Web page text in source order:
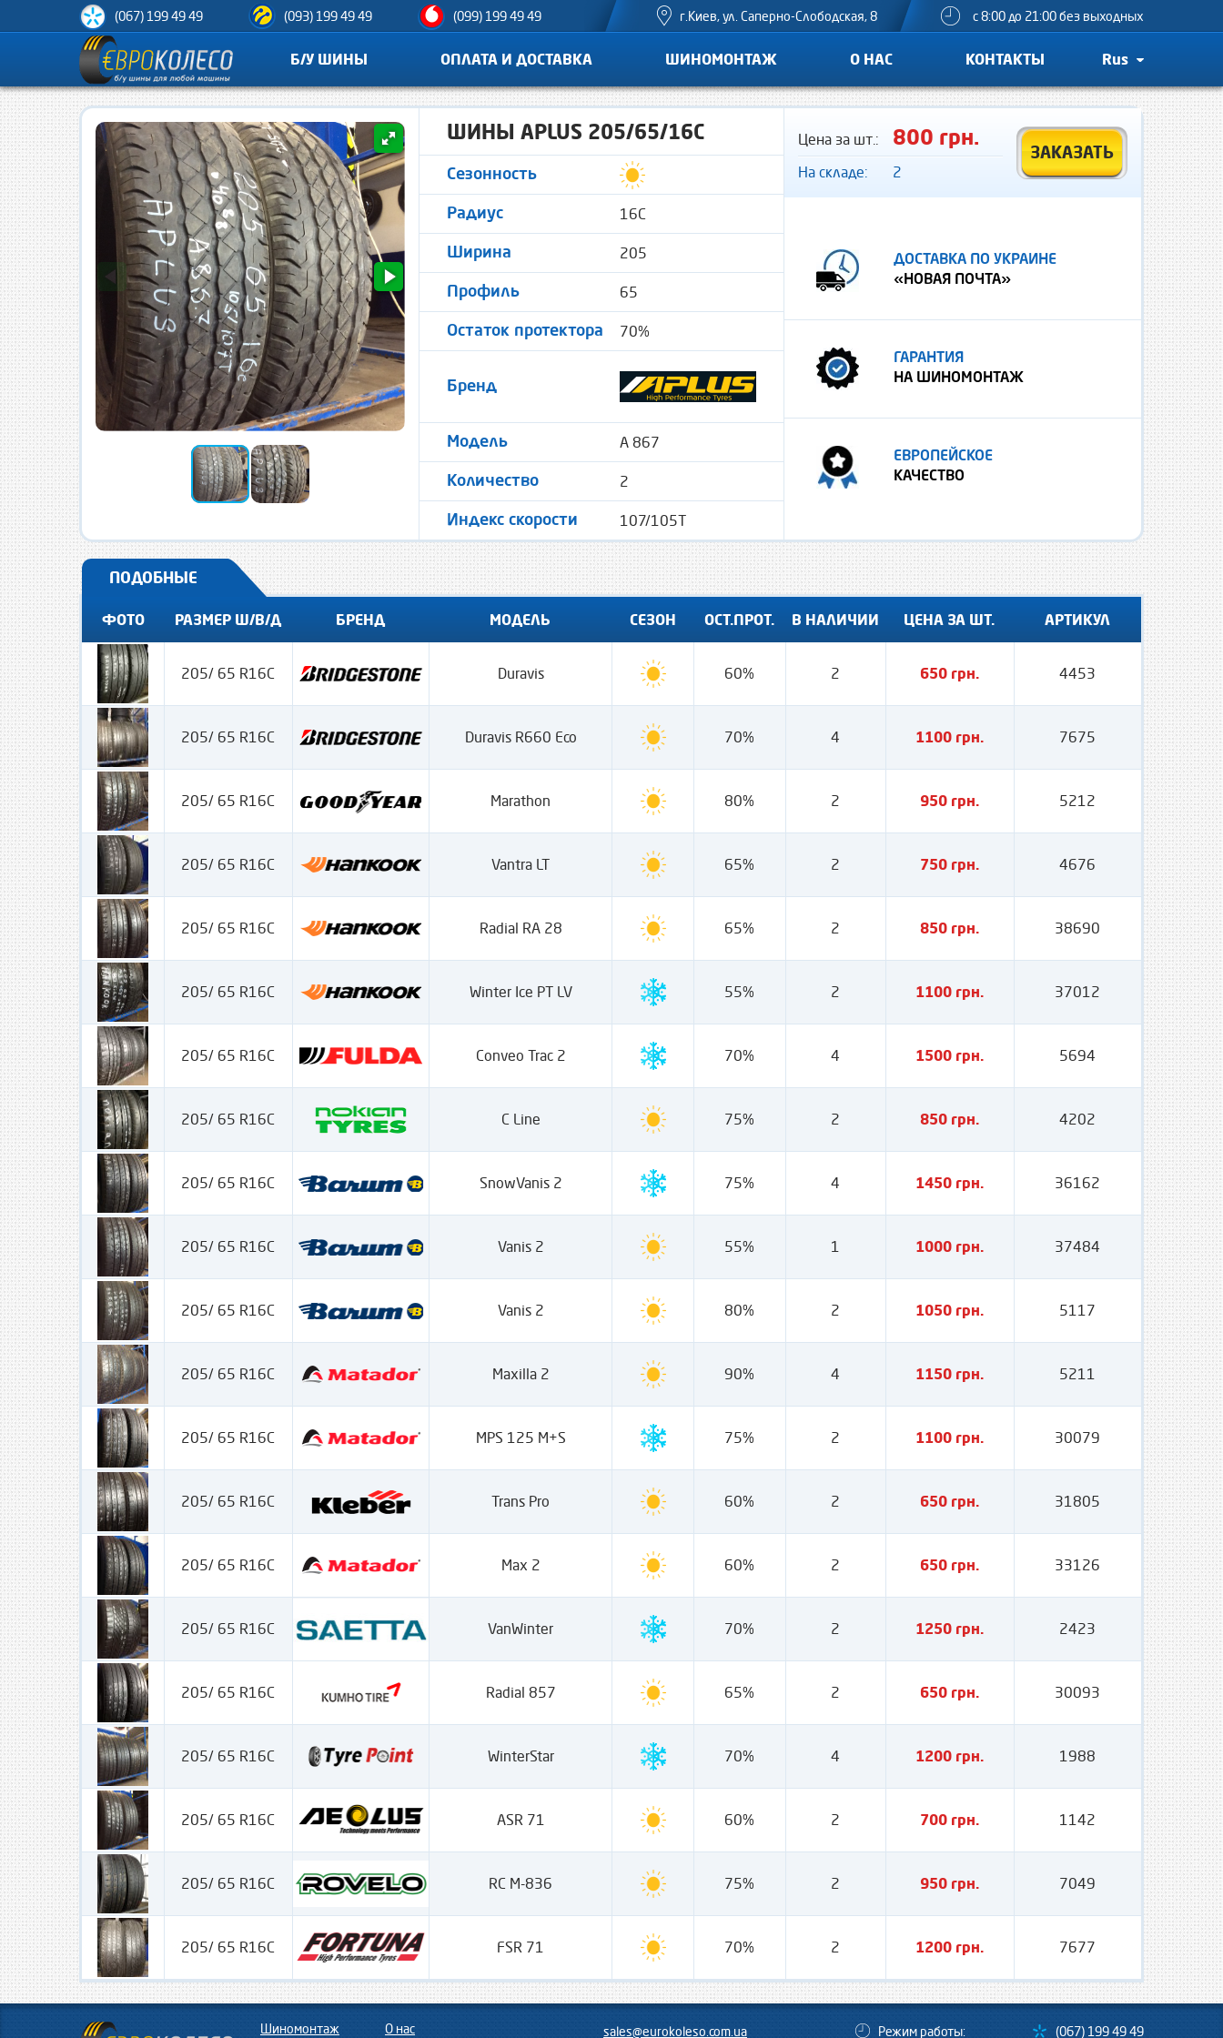
(067) 199 49 49 (093) 199 49 49 (099) 199 49 49 г.Киев, ул. Саперно-Слободская, 8 с 8:00 до 21:00 без выходных
Б/У ШИНЫ ОПЛАТА И ДОСТАВКА ШИНОМОНТАЖ О НАС КОНТАКТЫ Rus
ШИНЫ APLUS 205/65/16C
Сезонность
Радиус 16C
Ширина 205
Профиль 65
Остаток протектора 70%
Бренд
Модель A 867
Количество 2
Индекс скорости 107/105T
Цена за шт.: 800 грн.
На складе: 2
ЗАКАЗАТЬ
ДОСТАВКА ПО УКРАИНЕ
«НОВАЯ ПОЧТА»
ГАРАНТИЯ
НА ШИНОМОНТАЖ
ЕВРОПЕЙСКОЕ
КАЧЕСТВО
ПОДОБНЫЕ
ФОТО РАЗМЕР Ш/В/Д БРЕНД МОДЕЛЬ СЕЗОН ОСТ.ПРОТ. В НАЛИЧИИ ЦЕНА ЗА ШТ. АРТИКУЛ
205/ 65 R16C Duravis 60% 2 650 грн. 4453
205/ 65 R16C Duravis R660 Eco 70% 4 1100 грн. 7675
205/ 65 R16C Marathon 80% 2 950 грн. 5212
205/ 65 R16C Vantra LT 65% 2 750 грн. 4676
205/ 65 R16C Radial RA 28 65% 2 850 грн. 38690
205/ 65 R16C Winter Ice PT LV 55% 2 1100 грн. 37012
205/ 65 R16C Conveo Trac 2 70% 4 1500 грн. 5694
205/ 65 R16C C Line 75% 2 850 грн. 4202
205/ 65 R16C SnowVanis 2 75% 4 1450 грн. 36162
205/ 65 R16C Vanis 2 55% 1 1000 грн. 37484
205/ 65 R16C Vanis 2 80% 2 1050 грн. 5117
205/ 65 R16C Maxilla 2 90% 4 1150 грн. 5211
205/ 65 R16C MPS 125 M+S 75% 2 1100 грн. 30079
205/ 65 R16C Trans Pro 60% 2 650 грн. 31805
205/ 65 R16C Max 2 60% 2 650 грн. 33126
205/ 65 R16C VanWinter 70% 2 1250 грн. 2423
205/ 65 R16C Radial 857 65% 2 650 грн. 30093
205/ 65 R16C WinterStar 70% 4 1200 грн. 1988
205/ 65 R16C ASR 71 60% 2 700 грн. 1142
205/ 65 R16C RC M-836 75% 2 950 грн. 7049
205/ 65 R16C FSR 71 70% 2 1200 грн. 7677
Шиномонтаж О нас sales@eurokoleso.com.ua Режим работы: (067) 199 49 49